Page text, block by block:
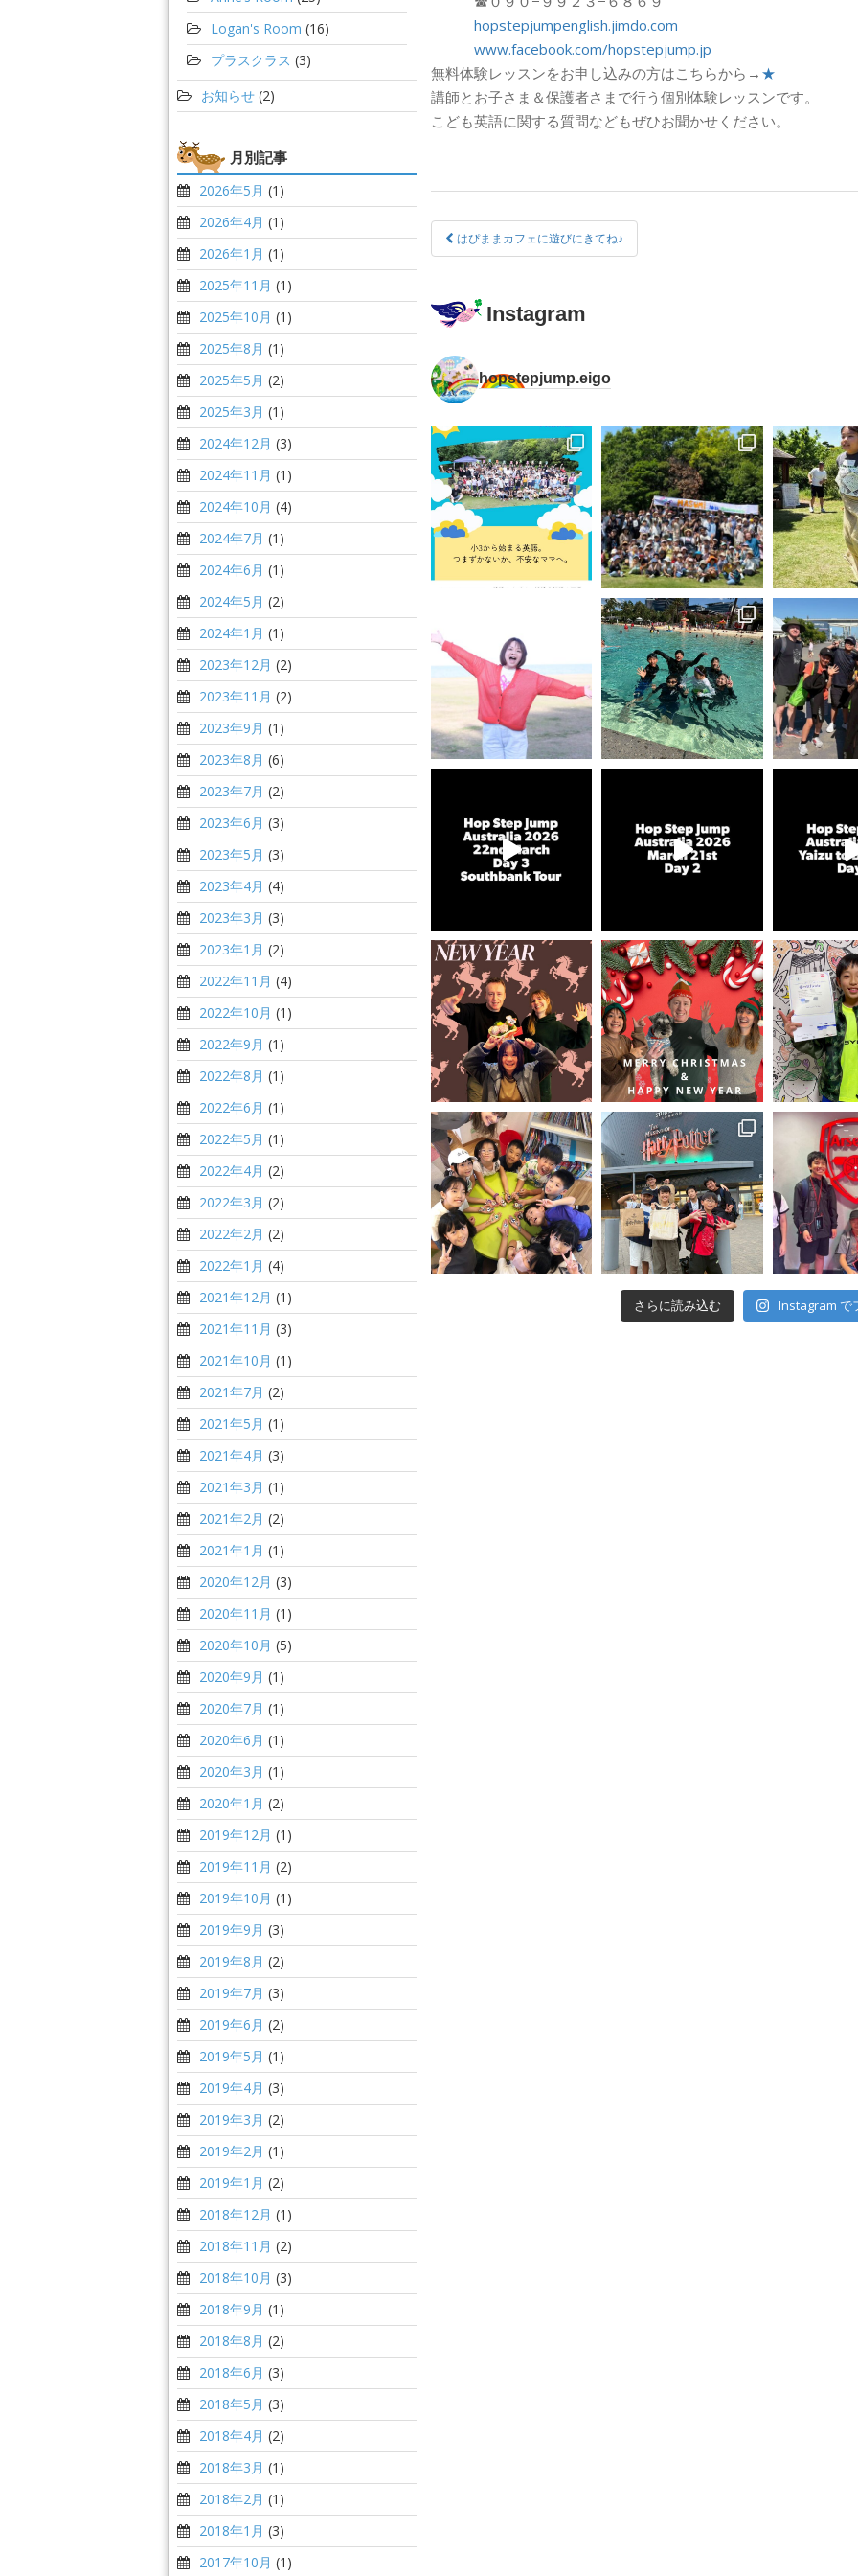
hopstepjumpenglish.jimdo.com
www.facebook.com/hopstepjump.jp
無料体験レッスンをお申し込みの方はこちらから→ ★
講師とお子さま＆保護者さまで行う個別体験レッスンです。
こども英語に関する質問などもぜひお聞かせください。
はぴままカフェに遊びにきてね♪
Instagram
hopstepjump.eigo
さらに読み込む Instagram で
Logan's Room (16)
プラスクラス (3)
お知らせ(2)
月別記事
2026年5月 (1)
2026年4月 (1)
2026年1月 (1)
2025年11月 (1)
2025年10月 (1)
2025年8月 (1)
2025年5月 (2)
2025年3月 (1)
2024年12月 (3)
2024年11月 (1)
2024年10月 (4)
2024年7月 (1)
2024年6月 (1)
2024年5月 (2)
2024年1月 (1)
2023年12月 (2)
2023年11月 (2)
2023年9月 (1)
2023年8月 (6)
2023年7月 (2)
2023年6月 (3)
2023年5月 (3)
2023年4月 (4)
2023年3月 (3)
2023年1月 (2)
2022年11月 (4)
2022年10月 (1)
2022年9月 (1)
2022年8月 (1)
2022年6月 (1)
2022年5月 (1)
2022年4月 (2)
2022年3月 (2)
2022年2月 (2)
2022年1月 (4)
2021年12月 (1)
2021年11月 (3)
2021年10月 (1)
2021年7月 (2)
2021年5月 (1)
2021年4月 (3)
2021年3月 (1)
2021年2月 (2)
2021年1月 (1)
2020年12月 (3)
2020年11月 (1)
2020年10月 (5)
2020年9月 (1)
2020年7月 (1)
2020年6月 (1)
2020年3月 (1)
2020年1月 (2)
2019年12月 (1)
2019年11月 (2)
2019年10月 (1)
2019年9月 (3)
2019年8月 (2)
2019年7月 (3)
2019年6月 (2)
2019年5月 (1)
2019年4月 (3)
2019年3月 (2)
2019年2月 (1)
2019年1月 (2)
2018年12月 (1)
2018年11月 (2)
2018年10月 (3)
2018年9月 (1)
2018年8月 (2)
2018年6月 (3)
2018年5月 (3)
2018年4月 (2)
2018年3月 (1)
2018年2月 (1)
2018年1月 (3)
2017年10月 (1)